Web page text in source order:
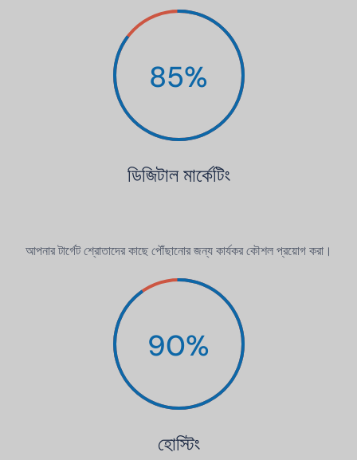
85%
ডিজিটাল মার্কেটিং
আপনার টার্গেট শ্রোতাদের কাছে পৌঁছানোর জন্য কার্যকর কৌশল প্রয়োগ করা।
90%
হোস্টিং